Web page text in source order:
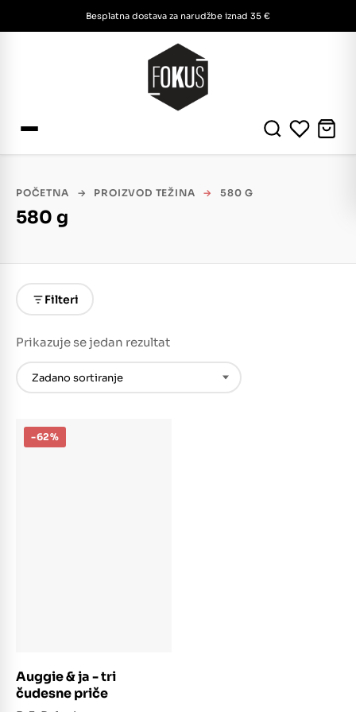
Besplatna dostava za narudžbe iznad 35 €
POČETNA → PROIZVOD TEŽINA → 580 G
580 g
Filteri
Prikazuje se jedan rezultat
-62%
Auggie & ja - tri
čudesne priče